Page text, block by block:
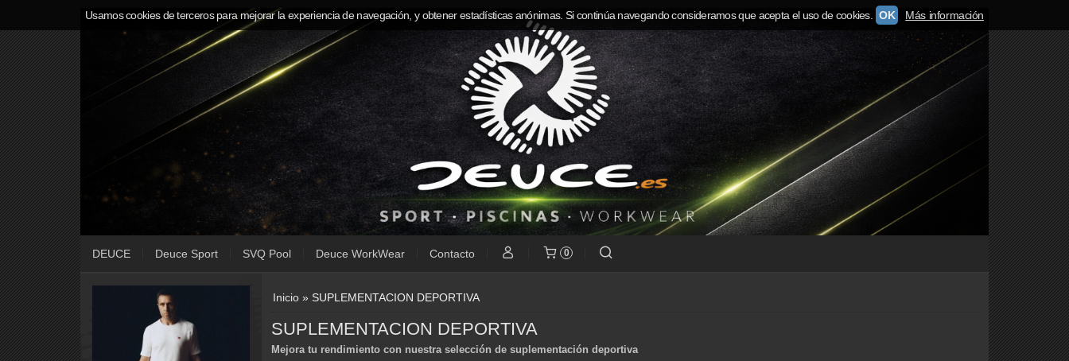
DEUCE Deuce Sport SVQ Pool Deuce WorkWear Contacto 0
Inicio» SUPLEMENTACION DEPORTIVA
SUPLEMENTACION DEPORTIVA
Mejora tu rendimiento con nuestra selección de suplementación deportiva
Usamos cookies de terceros para mejorar la experiencia de navegación, y obtener estadísticas anónimas. Si continúa navegando consideramos que acepta el uso de cookies. OK Más información